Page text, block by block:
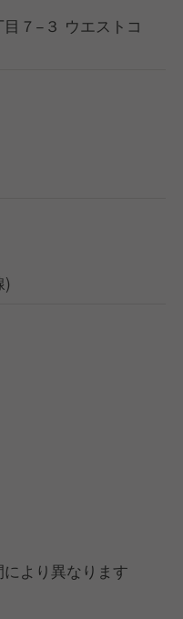
７−３ ウエストコ
)
より異なります